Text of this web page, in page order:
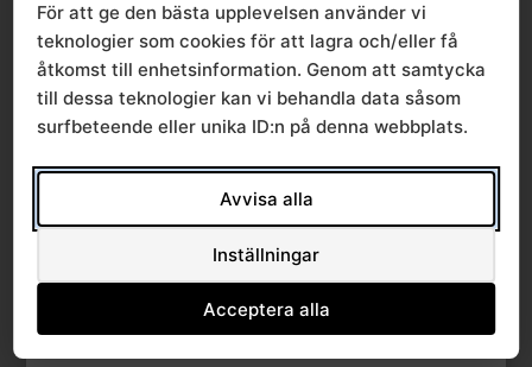
Last Updated 24 maj, 2017
Rapport
Specialiserad
palliativ vård i Södra
sjukvårdsregionen
2015
För att ge den bästa upplevelsen använder vi
teknologier som cookies för att lagra och/eller få
åtkomst till enhetsinformation. Genom att samtycka
till dessa teknologier kan vi behandla data såsom
surfbeteende eller unika ID:n på denna webbplats.
Avvisa alla
Inställningar
Acceptera alla